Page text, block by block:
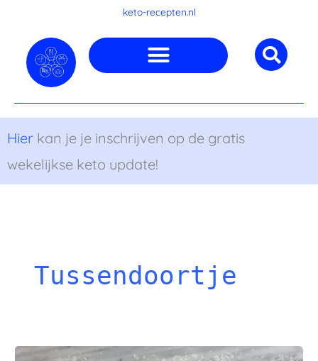
inhoud
keto-recepten.nl
Hier kan je je inschrijven op de gratis
wekelijkse keto update!
Tussendoortje
Kokos